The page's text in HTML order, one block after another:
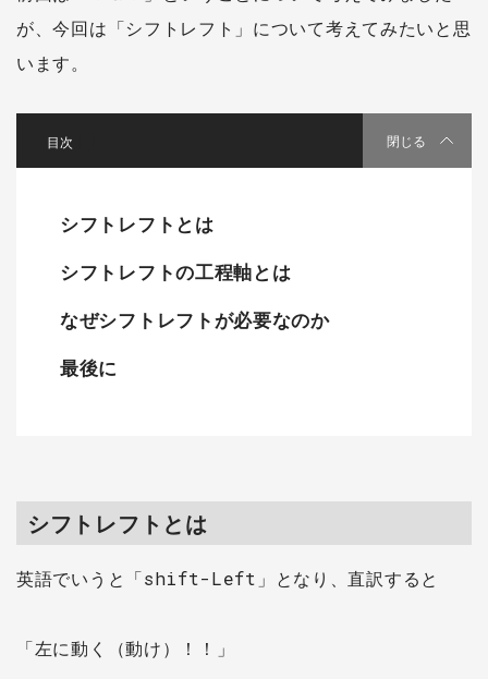
が、今回は「シフトレフト」について考えてみたいと思
います。
閉じる
シフトレフトとは
シフトレフトの工程軸とは
なぜシフトレフトが必要なのか
最後に
シフトレフトとは
英語でいうと「shift-Left」となり、直訳すると
「左に動く（動け）！！」